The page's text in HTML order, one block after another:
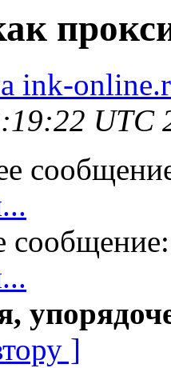
ink-
UTC
]